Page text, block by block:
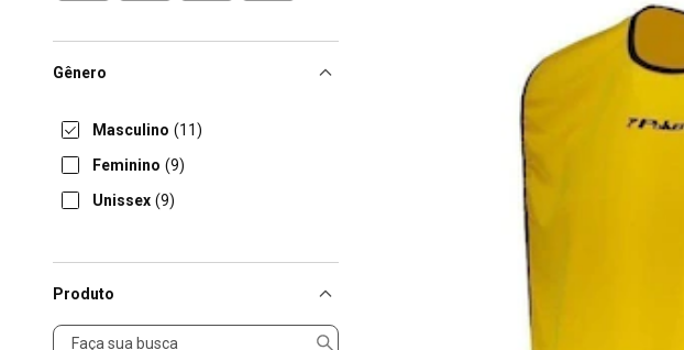
Gênero
Masculino (11)
Feminino (9)
Unissex (9)
Produto
Produto